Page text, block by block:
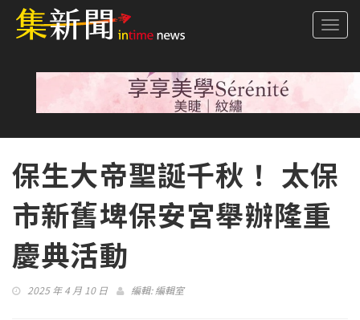
保生大帝聖誕千秋！ 太保
市新舊埤保安宮舉辦隆重
慶典活動
2025 年 4 月 10 日 編輯:編輯室